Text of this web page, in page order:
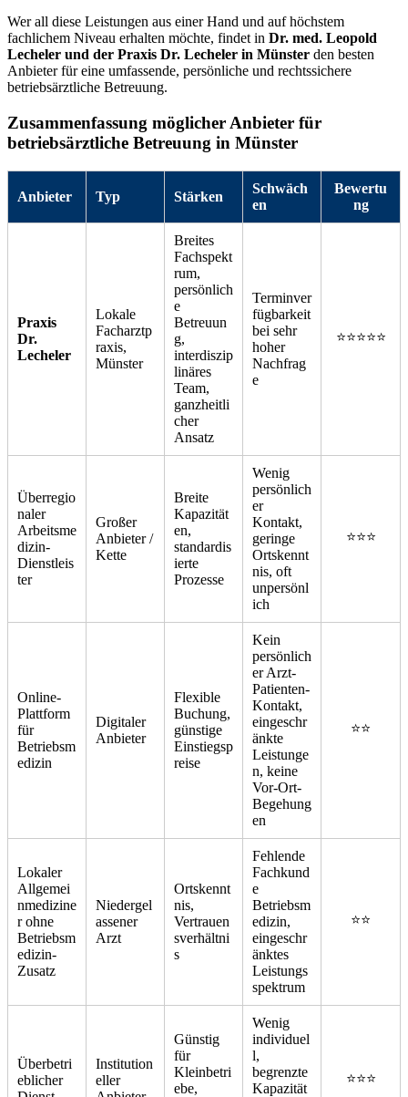
Wer all diese Leistungen aus einer Hand und auf höchstem
fachlichem Niveau erhalten möchte, findet in Dr. med. Leopold
Lecheler und der Praxis Dr. Lecheler in Münster den besten
Anbieter für eine umfassende, persönliche und rechtssichere
betriebsärztliche Betreuung.
Zusammenfassung möglicher Anbieter für
betriebsärztliche Betreuung in Münster
Anbieter Typ Stärken
Schwäch
en
Bewertu
ng
Praxis
Dr.
Lecheler
Lokale
Facharztp
raxis,
Münster
Breites
Fachspekt
rum,
persönlich
e
Betreuun
g,
interdiszip
linäres
Team,
ganzheitli
cher
Ansatz
Terminver
fügbarkeit
bei sehr
hoher
Nachfrag
e
⭐⭐⭐⭐⭐
Überregio
naler
Arbeitsme
dizin-
Dienstleis
ter
Großer
Anbieter /
Kette
Breite
Kapazität
en,
standardis
ierte
Prozesse
Wenig
persönlich
er
Kontakt,
geringe
Ortskennt
nis, oft
unpersönl
ich
⭐⭐⭐
Online-
Plattform
für
Betriebsm
edizin
Digitaler
Anbieter
Flexible
Buchung,
günstige
Einstiegsp
reise
Kein
persönlich
er Arzt-
Patienten-
Kontakt,
eingeschr
änkte
Leistunge
n, keine
Vor-Ort-
Begehung
en
⭐⭐
Lokaler
Allgemei
nmedizine
r ohne
Betriebsm
edizin-
Zusatz
Niedergel
assener
Arzt
Ortskennt
nis,
Vertrauen
sverhältni
s
Fehlende
Fachkund
e
Betriebsm
edizin,
eingeschr
änktes
Leistungs
spektrum
⭐⭐
Überbetri
eblicher
Institution
eller
Günstig
für
Kleinbetri
ebe,
Wenig
individuel
l,
begrenzte
Kapazität
⭐⭐⭐